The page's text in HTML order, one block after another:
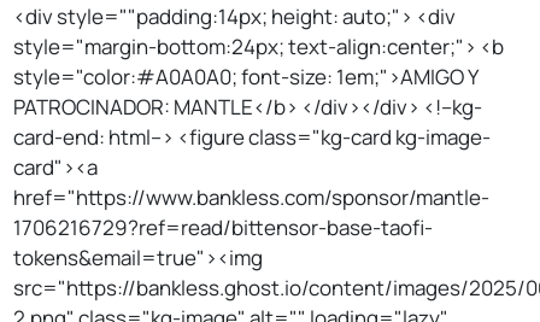
<div style=""padding:14px; height: auto;"> <div
style="margin-bottom:24px; text-align:center;"> <b
style="color:#A0A0A0; font-size: 1em;">AMIGO Y
PATROCINADOR: MANTLE</b> </div></div> <!--kg-
card-end: html--> <figure class="kg-card kg-image-
card"><a
href="https://www.bankless.com/sponsor/mantle-
1706216729?ref=read/bittensor-base-taofi-
tokens&email=true"><img
src="https://bankless.ghost.io/content/images/2025/